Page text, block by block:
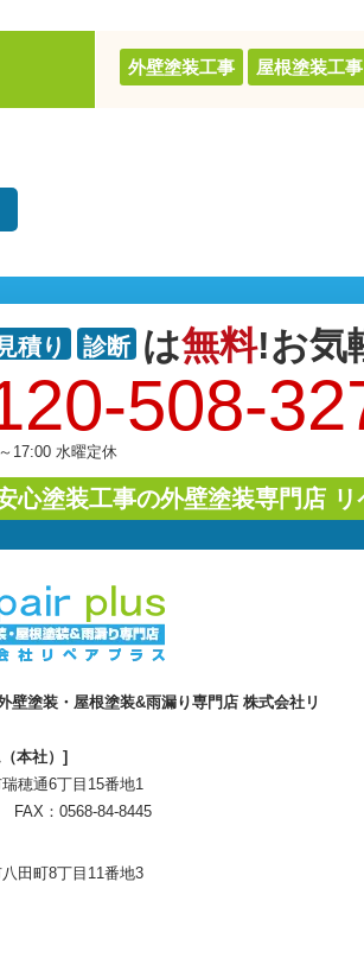
外壁塗装工事 屋根塗装工事
積り 診断 は無料!お気
508-
17:00 水曜定休
心塗装工事の外壁塗装専門店 リ
壁塗装・屋根塗装&雨漏り専門店 株式会社リ
本社）]
穂通6丁目15番地1
FAX：0568-84-8445
田町8丁目11番地3